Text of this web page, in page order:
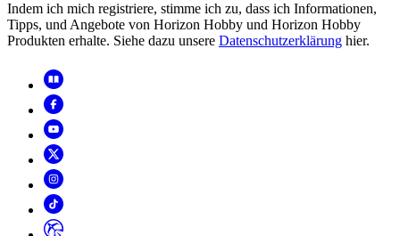
Indem ich mich registriere, stimme ich zu, dass ich Informationen,
Tipps, und Angebote von Horizon Hobby und Horizon Hobby
Produkten erhalte. Siehe dazu unsere Datenschutzerklärung hier.